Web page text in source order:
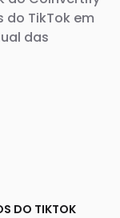
TikTok em
das
DO TIKTOK